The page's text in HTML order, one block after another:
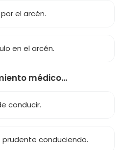
el arcén.
en el arcén.
médico...
conducir.
prudente conduciendo.